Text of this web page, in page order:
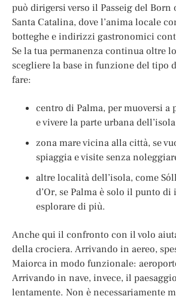
può dirigersi verso il Passeig del
Santa Catalina, dove l’anima locale
botteghe e indirizzi gastronomici
Se la tua permanenza continua oltre
scegliere la base in funzione del tipo
fare:
centro di Palma, per muoversi a
e vivere la parte urbana
zona mare vicina alla città, se
spiaggia e visite senza
altre località dell’isola, come
d’Or, se Palma è solo il punto di
esplorare di più.
Anche qui il confronto con il volo
della crociera. Arrivando in aereo,
Maiorca in modo funzionale:
Arrivando in nave, invece, il
lentamente. Non è necessariamente